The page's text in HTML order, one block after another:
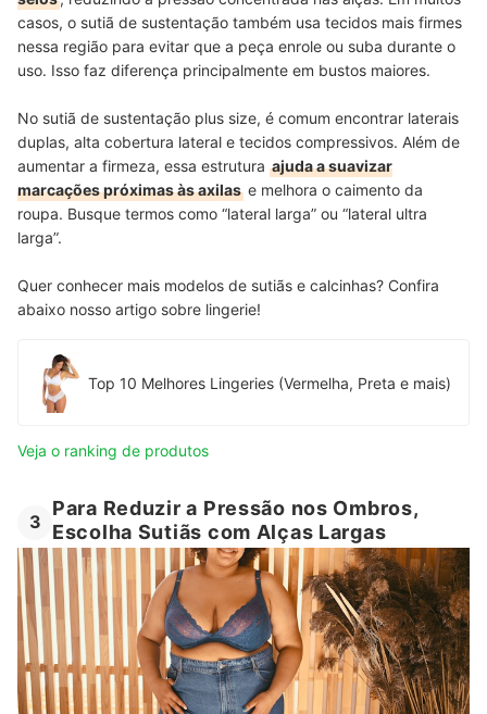
casos, o sutiã de sustentação também usa tecidos mais firmes
nessa região para evitar que a peça enrole ou suba durante o
uso. Isso faz diferença principalmente em bustos maiores.
No sutiã de sustentação plus size, é comum encontrar laterais
duplas, alta cobertura lateral e tecidos compressivos. Além de
aumentar a firmeza, essa estrutura ajuda a suavizar
marcações próximas às axilas e melhora o caimento da
roupa. Busque termos como “lateral larga” ou “lateral ultra
larga”.
Quer conhecer mais modelos de sutiãs e calcinhas? Confira
abaixo nosso artigo sobre lingerie!
Top 10 Melhores Lingeries (Vermelha, Preta e mais)
Veja o ranking de produtos
3
Para Reduzir a Pressão nos Ombros,
Escolha Sutiãs com Alças Largas